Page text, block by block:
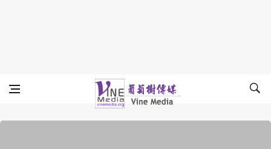
Vine Media
葡萄樹傳媒